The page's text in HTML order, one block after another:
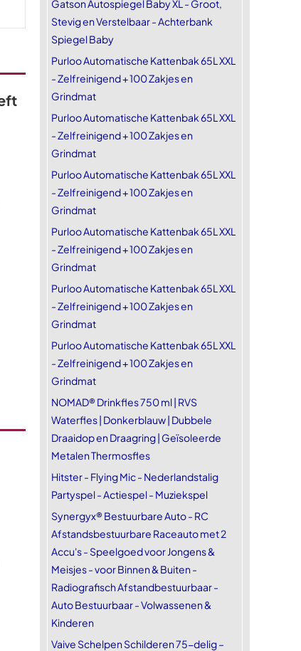
Gatson Autospiegel Baby XL - Groot,
Stevig en Verstelbaar - Achterbank
Spiegel Baby
Purloo Automatische Kattenbak 65L XXL
- Zelfreinigend + 100 Zakjes en
Grindmat
Purloo Automatische Kattenbak 65L XXL
- Zelfreinigend + 100 Zakjes en
Grindmat
Purloo Automatische Kattenbak 65L XXL
- Zelfreinigend + 100 Zakjes en
Grindmat
Purloo Automatische Kattenbak 65L XXL
- Zelfreinigend + 100 Zakjes en
Grindmat
Purloo Automatische Kattenbak 65L XXL
- Zelfreinigend + 100 Zakjes en
Grindmat
Purloo Automatische Kattenbak 65L XXL
- Zelfreinigend + 100 Zakjes en
Grindmat
NOMAD® Drinkfles 750 ml | RVS
Waterfles | Donkerblauw | Dubbele
Draaidop en Draagring | Geïsoleerde
Metalen Thermosfles
Hitster - Flying Mic - Nederlandstalig
Partyspel - Actiespel - Muziekspel
Synergyx® Bestuurbare Auto - RC
Afstandsbestuurbare Raceauto met 2
Accu's - Speelgoed voor Jongens &
Meisjes - voor Binnen & Buiten -
Radiografisch Afstandbestuurbaar -
Auto Bestuurbaar - Volwassenen &
Kinderen
Vaive Schelpen Schilderen 75-delig –